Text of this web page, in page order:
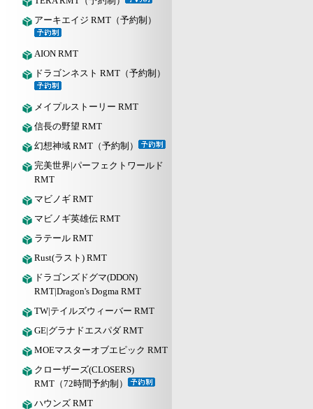
アーキエイジ RMT（予約制）
AION RMT
ドラゴンネスト RMT（予約制）
メイプルストーリー RMT
信長の野望 RMT
幻想神域 RMT（予約制）
完美世界|パーフェクトワールド
RMT
マビノギ RMT
マビノギ英雄伝 RMT
ラテール RMT
Rust(ラスト) RMT
ドラゴンズドグマ(DDON)
RMT|Dragon's Dogma RMT
TW|テイルズウィーバー RMT
GE|グラナドエスパダ RMT
MOEマスターオブエピック RMT
クローザーズ(CLOSERS)
RMT（72時間予約制）
ハウンズ RMT